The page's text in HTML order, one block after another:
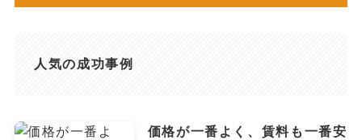
人気の成功事例
価格が一番よく、賃料も一番安